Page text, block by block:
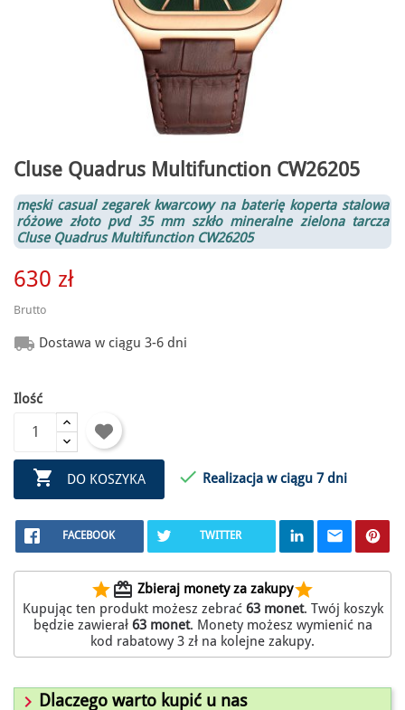
Cluse Quadrus Multifunction CW26205
męski casual zegarek kwarcowy na baterię koperta stalowa
różowe złoto pvd 35 mm szkło mineralne zielona tarcza
Cluse Quadrus Multifunction CW26205
630 zł
Brutto
 Dostawa w ciągu 3-6 dni
Ilość
 DO KOSZYKA  Realizacja w ciągu 7 dni
FACEBOOK TWITTER
starredeem Zbieraj monety za zakupystar
Kupując ten produkt możesz zebrać 63monet. Twój koszyk
będzie zawierał 63monet. Monety możesz wymienić na
kod rabatowy 3 zł na kolejne zakupy.
 Dlaczego warto kupić u nas